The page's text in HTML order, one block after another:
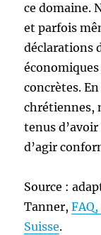
ce domaine.
et parfois
déclarations
concrètes.
chrétiennes,
tenus
d’agir
Source :
Tanner,
Suisse.